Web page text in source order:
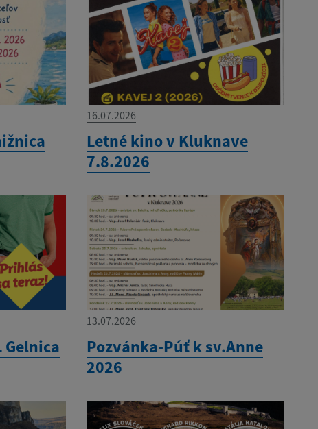
16.07.2026
Letné kino v Kluknave
7.8.2026
Gelnica
13.07.2026
Pozvánka-Púť k sv.Anne
2026